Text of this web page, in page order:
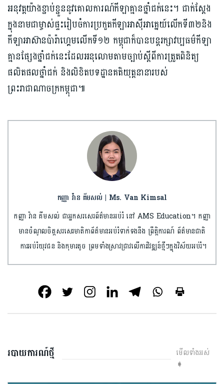
អនុវត្តយ៉ាងខ្ជាប់ខ្ជួននូវគោលការណ៍កីឡាគ្មានថ្នាំជក់នេះ។ ជាក់ស្ដែង
ក្នុងនាមជាម្ចាស់ផ្ទះរៀបចំការប្រកួតកីឡាអាស៊ីអាគ្នេយ៍លើកទី៣២និង
កីឡាអាស៊ានប៉ារ៉ាហ្គេមលើកទី១២ កម្ពុជាក៏បានបន្តរក្សាវប្បធម៌កីឡា
គ្មានផ្សែងថ្នាំជក់នេះដែលអនុលោមតាមច្បាប់ស្តីពីការត្រួតពិនិត្យ
ផលិតផលថ្នាំជក់ និងលិខិតបទដ្ឋានគតិយុត្តនានារបស់
ព្រះរាជាណាចក្រកម្ពុជា៕
កញ្ញា វ៉ាន គីមសល់ | Ms. Van Kimsal
កញ្ញា វ៉ាន គីមសល់ ជាអ្នកសរសេរព័ត៌មានអប់រំ នៅ AMS Education។ កញ្ញា
មានចំណូលចិត្តសរសេរមាតិកាព័ត៌មានអប់រំទាក់ទងនឹង ព្រឹត្តិការណ៍ ព័ត៌មានជាតិ
ការអប់រំយុវជន និងកុមារតូច ព្រមទាំងស្រាវជ្រាវលើការវិវឌ្ឍន៍ថ្មីៗក្នុងវិស័យអប់រំ។
របាយការណ៍ថ្មី
មើលទាំងអស់
➧